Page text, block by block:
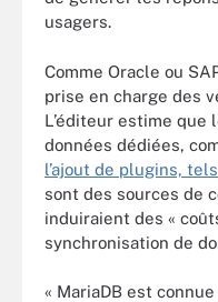
usagers.
Comme Oracle ou
prise en charge des
L’éditeur estime que
données dédiées,
l’ajout de plugins,
sont des sources de
induiraient des «
synchronisation de
« MariaDB est